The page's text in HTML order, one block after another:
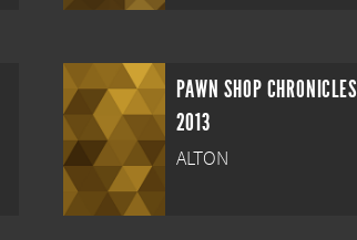
PAWN SHOP CHRONICLES
2013
ALTON